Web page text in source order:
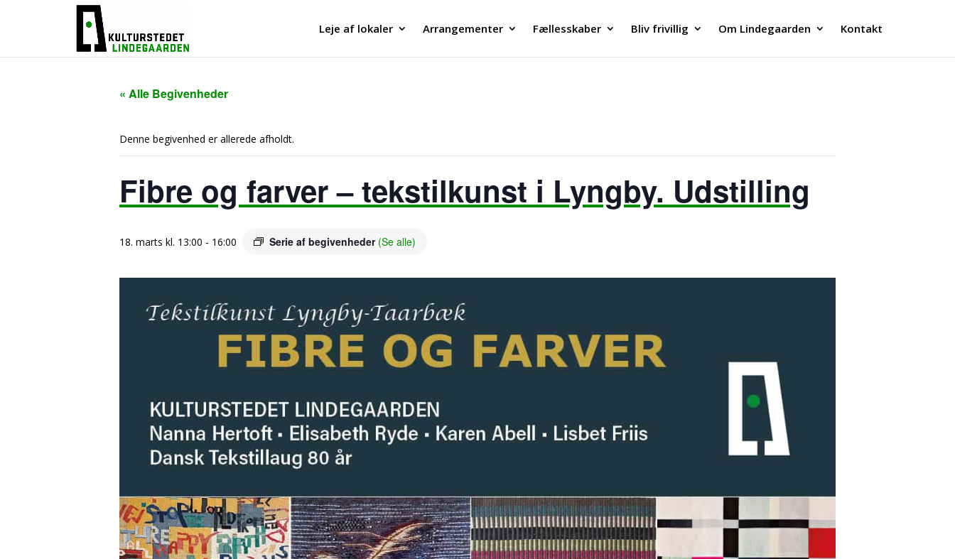
Leje af lokaler Arrangementer Fællesskaber Bliv frivillig Om Lindegaarden Kontakt
« Alle Begivenheder
Denne begivenhed er allerede afholdt.
Fibre og farver – tekstilkunst i Lyngby. Udstilling
18. marts kl. 13:00 - 16:00 Serie af begivenheder (Se alle)